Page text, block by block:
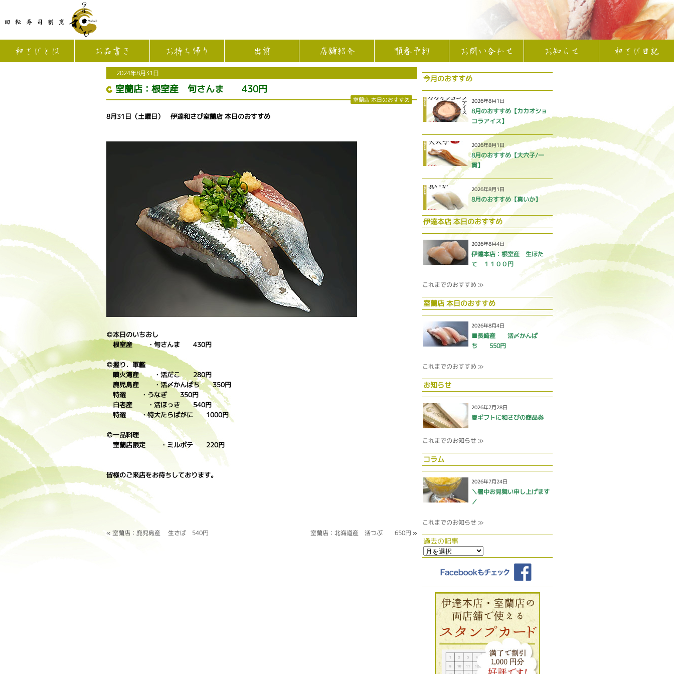
和さびとは お品書き お持ち帰り 出前 店舗紹介 順番予約 お問い合わせ お知らせ 和さび日記
2024年8月31日
室蘭店：根室産 旬さんま 430円
室蘭店 本日のおすすめ
8月31日（土曜日） 伊達和さび室蘭店 本日のおすすめ
◎本日のいちおし
根室産 ・旬さんま 430円
◎握り．軍艦
噴火湾産 ・活だこ 280円
鹿児島産 ・活〆かんぱち 350円
特選 ・うなぎ 350円
白老産 ・活ほっき 540円
特選 ・特大たらばがに 1000円
◎一品料理
室蘭店限定 ・ミルポテ 220円
皆様のご来店をお待ちしております。
« 室蘭店：鹿児島産 生さば 540円 室蘭店：北海道産 活つぶ 650円 »
今月のおすすめ
2026年8月1日
8月のおすすめ【カカオショ
コラアイス】
2026年8月1日
8月のおすすめ【大穴子/一
貫】
2026年8月1日
8月のおすすめ【真いか】
伊達本店 本日のおすすめ
2026年8月4日
伊達本店：根室産 生ほた
て １１００円
これまでのおすすめ ≫
室蘭店 本日のおすすめ
2026年8月4日
■長崎産 活〆かんぱ
ち 550円
これまでのおすすめ ≫
お知らせ
2026年7月28日
夏ギフトに和さびの商品券
これまでのお知らせ ≫
コラム
2026年7月24日
＼暑中お見舞い申し上げます
／
これまでのお知らせ ≫
過去の記事